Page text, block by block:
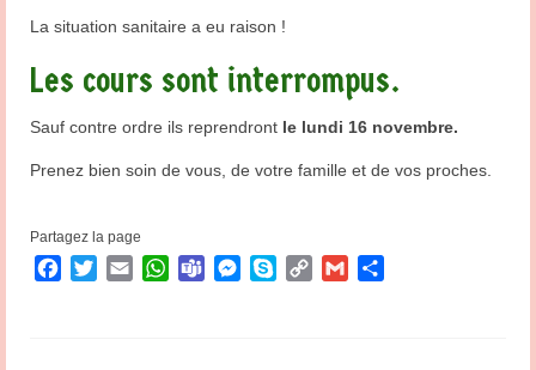
La situation sanitaire a eu raison !
Les cours sont interrompus.
Sauf contre ordre ils reprendront le lundi 16 novembre.
Prenez bien soin de vous, de votre famille et de vos proches.
Partagez la page
Facebook
TwitterEmailWhatsApp
TeamsMessenger
SkypeCopy Gmail